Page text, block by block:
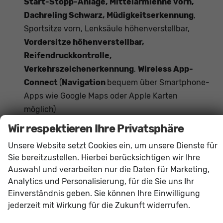
Start-Stopp-Anlage, Mittelarmlehne vorn,
Dachreling Schwarz, Müdigkeitserkennung,
Sportsitze vorn, Lenksäule höhenverstellbar,
Vordersitze höhenverstellbar,
Reifendruckkontrolle,
Verkehrszeichenerkennung, Wireless App-
Connect ( Navigation bequem über Smartphone-
Apps wie Google Maps oder Apple Karten
möglich)
Das Fahrzeug verfügt über kein fest verbautes
Navigationssystem. Durch
Apple CarPlay /
Android Autoist jedoch eineNavigationüber
kompatible Smartphone-Apps (z.B. Google Maps
oder Apple Karten) über denFahrzeugbildschirm
möglich.
Wir respektieren Ihre Privatsphäre
Unsere Website setzt Cookies ein, um unsere Dienste für
Sie bereitzustellen. Hierbei berücksichtigen wir Ihre
Auswahl und verarbeiten nur die Daten für Marketing,
Analytics und Personalisierung, für die Sie uns Ihr
Einverständnis geben. Sie können Ihre Einwilligung
jederzeit mit Wirkung für die Zukunft widerrufen.